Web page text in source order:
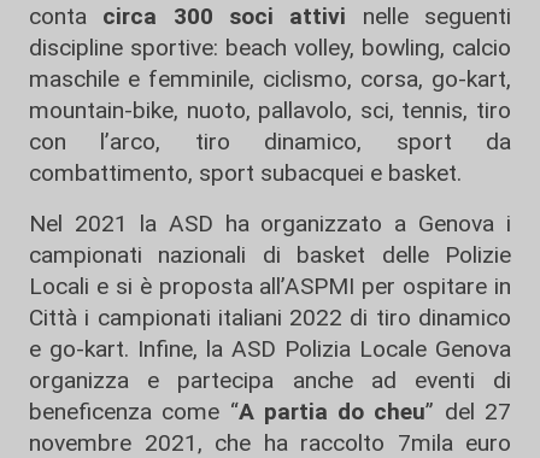
conta circa 300 soci attivi nelle seguenti
discipline sportive: beach volley, bowling, calcio
maschile e femminile, ciclismo, corsa, go-kart,
mountain-bike, nuoto, pallavolo, sci, tennis, tiro
con l’arco, tiro dinamico, sport da
combattimento, sport subacquei e basket.
Nel 2021 la ASD ha organizzato a Genova i
campionati nazionali di basket delle Polizie
Locali e si è proposta all’ASPMI per ospitare in
Città i campionati italiani 2022 di tiro dinamico
e go-kart. Infine, la ASD Polizia Locale Genova
organizza e partecipa anche ad eventi di
beneficenza come “A partia do cheu” del 27
novembre 2021, che ha raccolto 7mila euro